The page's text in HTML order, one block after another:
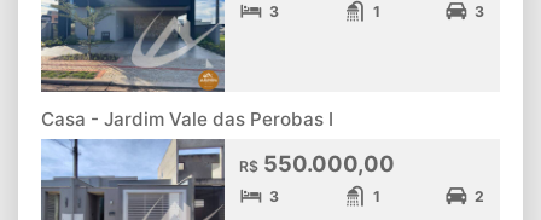
3 1 3
Casa - Jardim Vale das Perobas I
R$ 550.000,00
3 1 2